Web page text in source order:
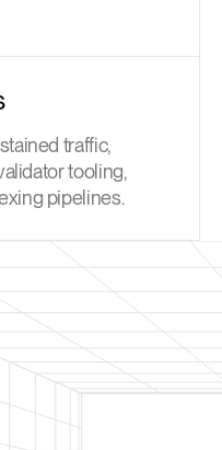
traffic,
tooling,
pipelines.